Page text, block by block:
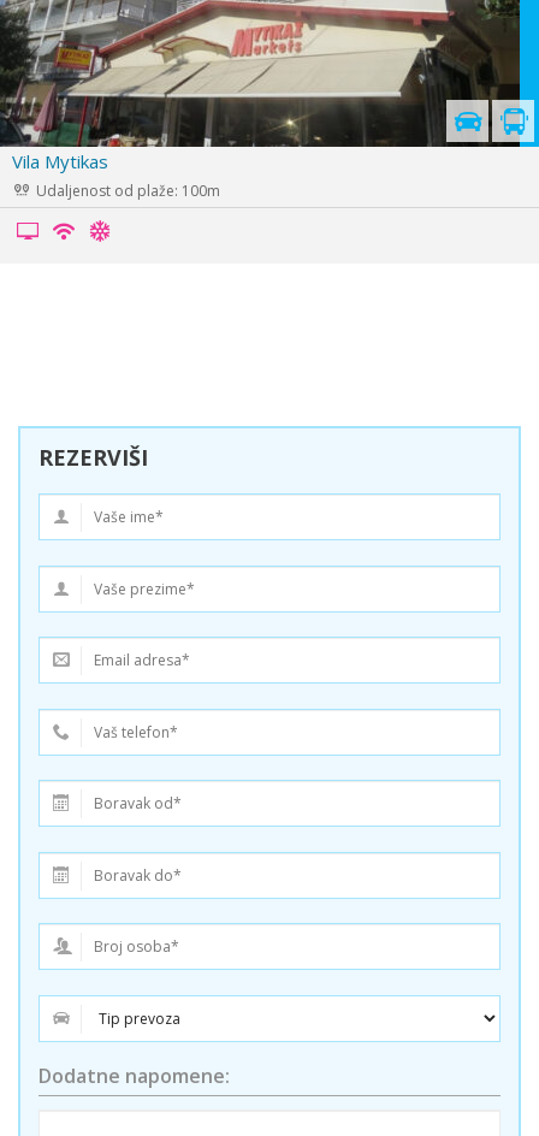
Cenovnik je u
pripremi
Vila Thomas
Udaljenost od plaže: 300m
REZERVIŠI
Dodatne napomene: